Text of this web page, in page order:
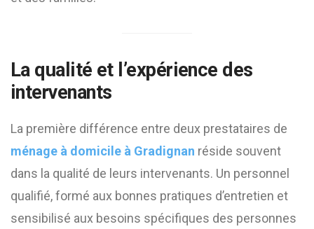
La qualité et l’expérience des
intervenants
La première différence entre deux prestataires de
ménage à domicile à Gradignan réside souvent
dans la qualité de leurs intervenants. Un personnel
qualifié, formé aux bonnes pratiques d’entretien et
sensibilisé aux besoins spécifiques des personnes